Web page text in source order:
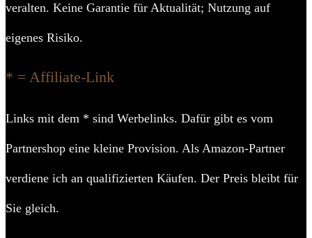
veralten. Keine Garantie für Aktualität; Nutzung auf
eigenes Risiko.
* = Affiliate-Link
Links mit dem * sind Werbelinks. Dafür gibt es vom
Partnershop eine kleine Provision. Als Amazon-Partner
verdiene ich an qualifizierten Käufen. Der Preis bleibt für
Sie gleich.